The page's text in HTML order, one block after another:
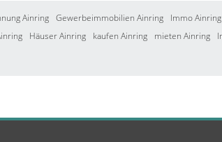
Ainring Gewerbeimmobilien Ainring Immo Ainring
Häuser Ainring kaufen Ainring mieten Ainring